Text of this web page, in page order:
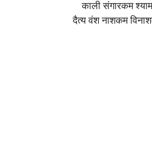
काली संगारकम श्याम
दैत्य वंश नाशकम